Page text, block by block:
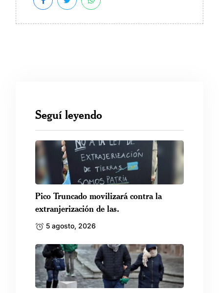
Seguí leyendo
Pico Truncado movilizará contra la
extranjerización de las.
5 agosto, 2026